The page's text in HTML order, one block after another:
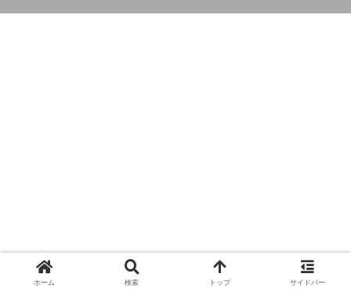
ホーム 検索 トップ サイドバー